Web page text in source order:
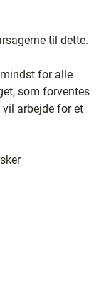
til dette.
for alle
som forventes
arbejde for et